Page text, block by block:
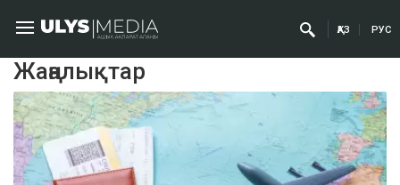
ҚАЗ РУС
Жаңалықтар